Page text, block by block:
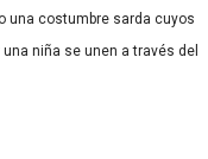
una costumbre sarda cuyos
niña se unen a través del